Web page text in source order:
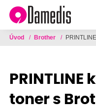
Úvod / Brother /
toner s